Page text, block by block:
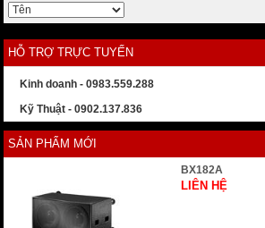
HỖ TRỢ TRỰC TUYẾN
Kinh doanh - 0983.559.288
Kỹ Thuật - 0902.137.836
SẢN PHẨM MỚI
BX182A
LIÊN HỆ